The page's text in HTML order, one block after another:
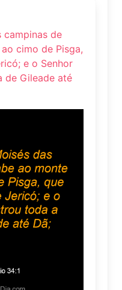
campinas de
cimo de Pisga,
e o Senhor
de Gileade até